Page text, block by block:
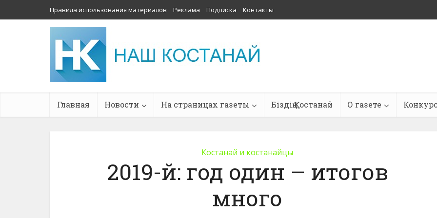
Правила использования материалов Реклама Подписка Контакты
Главная Новости На страницах газеты Біздің Қостанай О газете
Костанай и костанайцы
2019-й: год один – итогов
много